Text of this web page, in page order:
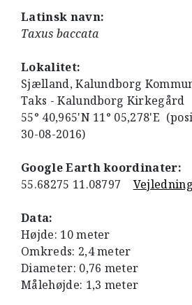
Latinsk navn:
Taxus baccata
Lokalitet:
Sjælland, Kalundborg
Taks - Kalundborg Kirkegård
55° 40,965'N 11° 05,278'E
30-08-2016)
Google Earth koordinater:
55.68275 11.08797 Vejledning
Data:
Højde: 10 meter
Omkreds: 2,4 meter
Diameter: 0,76 meter
Målehøjde: 1,3 meter